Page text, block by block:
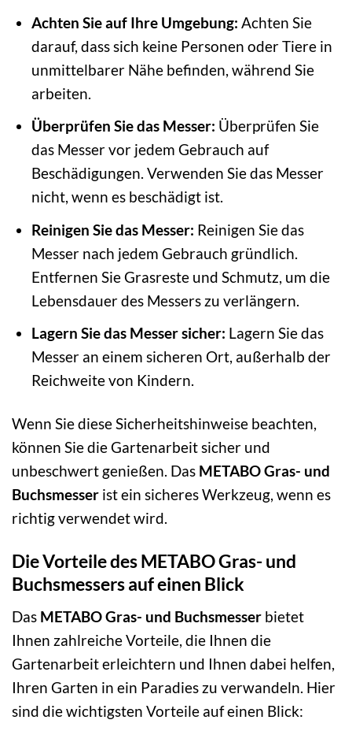
Achten Sie auf Ihre Umgebung: Achten Sie
darauf, dass sich keine Personen oder Tiere in
unmittelbarer Nähe befinden, während Sie
arbeiten.
Überprüfen Sie das Messer: Überprüfen Sie
das Messer vor jedem Gebrauch auf
Beschädigungen. Verwenden Sie das Messer
nicht, wenn es beschädigt ist.
Reinigen Sie das Messer: Reinigen Sie das
Messer nach jedem Gebrauch gründlich.
Entfernen Sie Grasreste und Schmutz, um die
Lebensdauer des Messers zu verlängern.
Lagern Sie das Messer sicher: Lagern Sie das
Messer an einem sicheren Ort, außerhalb der
Reichweite von Kindern.
Wenn Sie diese Sicherheitshinweise beachten,
können Sie die Gartenarbeit sicher und
unbeschwert genießen. Das METABO Gras- und
Buchsmesser ist ein sicheres Werkzeug, wenn es
richtig verwendet wird.
Die Vorteile des METABO Gras- und
Buchsmessers auf einen Blick
Das METABO Gras- und Buchsmesser bietet
Ihnen zahlreiche Vorteile, die Ihnen die
Gartenarbeit erleichtern und Ihnen dabei helfen,
Ihren Garten in ein Paradies zu verwandeln. Hier
sind die wichtigsten Vorteile auf einen Blick: